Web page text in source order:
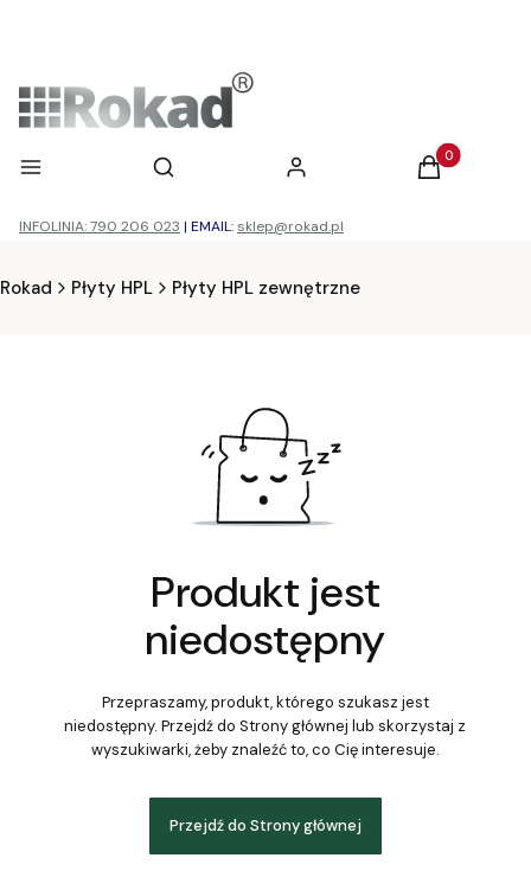
Menu Otwórz wyszukiwarkę
Szukaj Zaloguj się Produkty w
Koszyk
INFOLINIA: 790 206 023 | EMAIL: sklep@rokad.pl
Rokad Płyty HPL Płyty HPL zewnętrzne
Produkt jest
niedostępny
Przepraszamy, produkt, którego szukasz jest
niedostępny. Przejdź do Strony głównej lub skorzystaj z
wyszukiwarki, żeby znaleźć to, co Cię interesuje.
Przejdź do Strony głównej